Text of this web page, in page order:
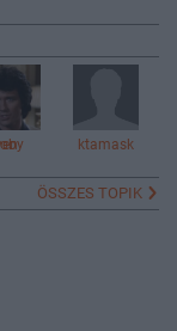
ktamask
ÖSSZES TOPIK